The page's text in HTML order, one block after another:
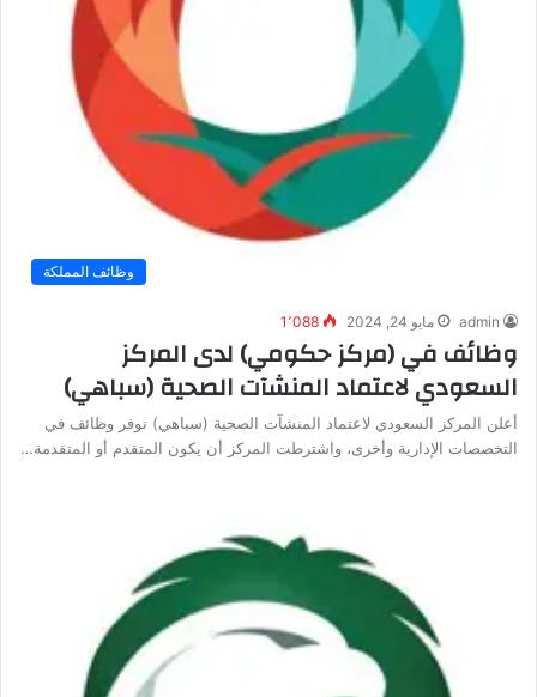
وظائف المملكة
admin مايو 24, 2024 1٬088
وظائف في (مركز حكومي) لدى المركز
السعودي لاعتماد المنشآت الصحية (سباهي)
أعلن المركز السعودي لاعتماد المنشآت الصحية (سباهي) توفر وظائف في
التخصصات الإدارية وأخرى، واشترطت المركز أن يكون المتقدم أو المتقدمة…